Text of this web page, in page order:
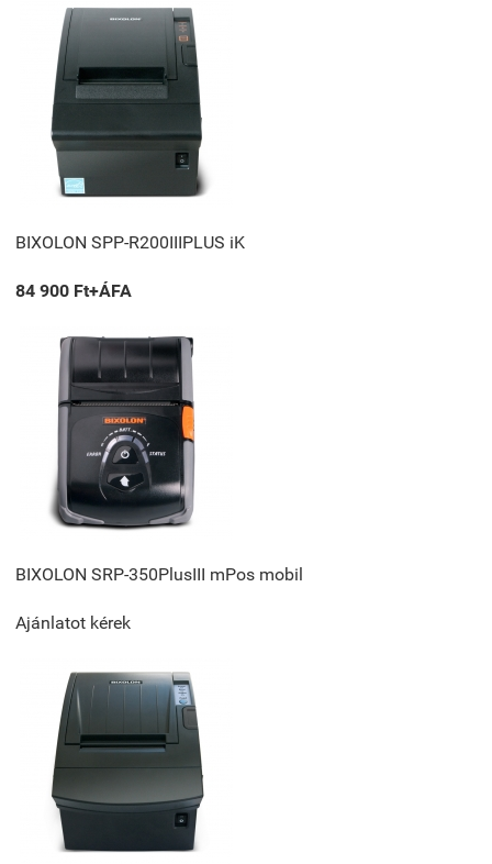
BIXOLON SPP-R200IIIPLUS iK
84 900 Ft+ÁFA
BIXOLON SRP-350PlusIII mPos mobil
Ajánlatot kérek